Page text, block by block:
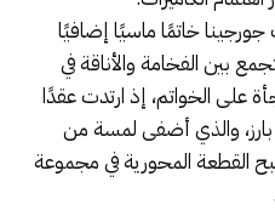
خاتمًا ماسيًا إضافيًا
بين الفخامة والأناقة في
على الخواتم، إذ ارتدت عقدًا
والذي أضفى لمسة من
القطعة المحورية في مجموعة